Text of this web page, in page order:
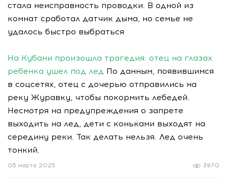
стала неисправность проводки. В одной из
комнат сработал датчик дыма, но семье не
удалось быстро выбраться
На Кубани произошла трагедия: отец на глазах
ребенка ушел под лед По данным, появившимся
в соцсетях, отец с дочерью отправились на
реку Журавку, чтобы покормить лебедей.
Несмотря на предупреждения о запрете
выходить на лед, дети с коньками выходят на
середину реки. Так делать нельзя. Лед очень
тонкий.
3970
05 марта 2025